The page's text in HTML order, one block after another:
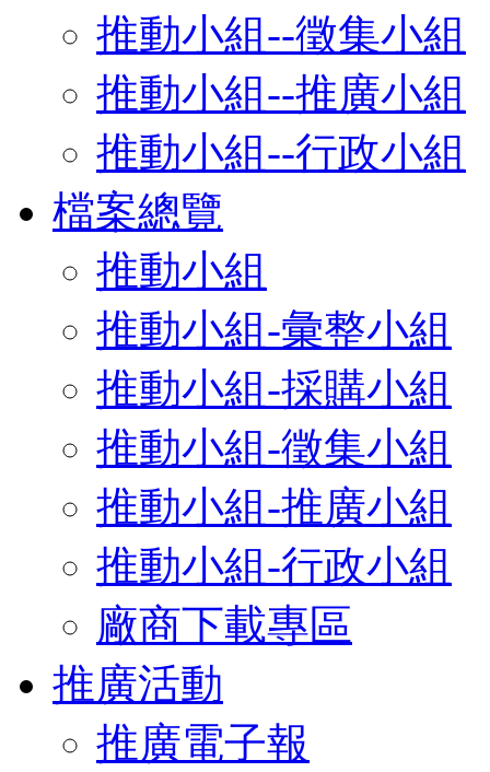
推動小組--徵集小組
推動小組--推廣小組
推動小組--行政小組
檔案總覽
推動小組
推動小組-彙整小組
推動小組-採購小組
推動小組-徵集小組
推動小組-推廣小組
推動小組-行政小組
廠商下載專區
推廣活動
推廣電子報